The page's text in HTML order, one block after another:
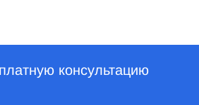
консультацию